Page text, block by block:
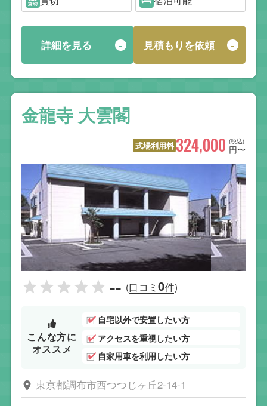
詳細を見る 見積もりを依頼
金龍寺 大雲閣
式場利用料 (税込)
324,000 円〜
-- (口コミ0件)
こんな方に
オススメ
自宅以外で安置したい方
アクセスを重視したい方
自家用車を利用したい方
東京都調布市西つつじヶ丘2-14-1